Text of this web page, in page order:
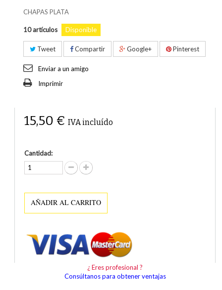
CHAPAS PLATA
10 artículos Disponible
Tweet Compartir Google+ Pinterest
Enviar a un amigo
Imprimir
15,50 € IVA incluído
Cantidad:
AÑADIR AL CARRITO
¿ Eres profesional ?
Consúltanos para obtener ventajas